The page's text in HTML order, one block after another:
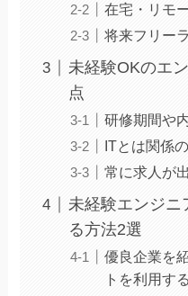
在宅・リモ
将来フリー
未経験OKのエ
点
研修期間や
ITとは関係
常に求人が
未経験エンジニ
る方法2選
優良企業を
トを利用する